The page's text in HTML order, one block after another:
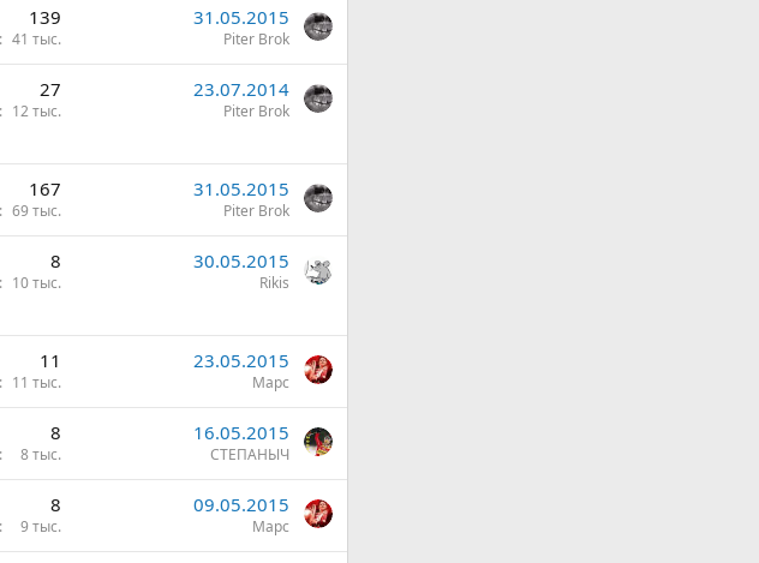
139
41 тыс.
31.05.2015
Piter Brok
27
12 тыс.
23.07.2014
Piter Brok
167
69 тыс.
31.05.2015
Piter Brok
8
10 тыс.
30.05.2015
Rikis
11
11 тыс.
23.05.2015
Марс
8
8 тыс.
16.05.2015
СТЕПАНЫЧ
8
9 тыс.
09.05.2015
Марс